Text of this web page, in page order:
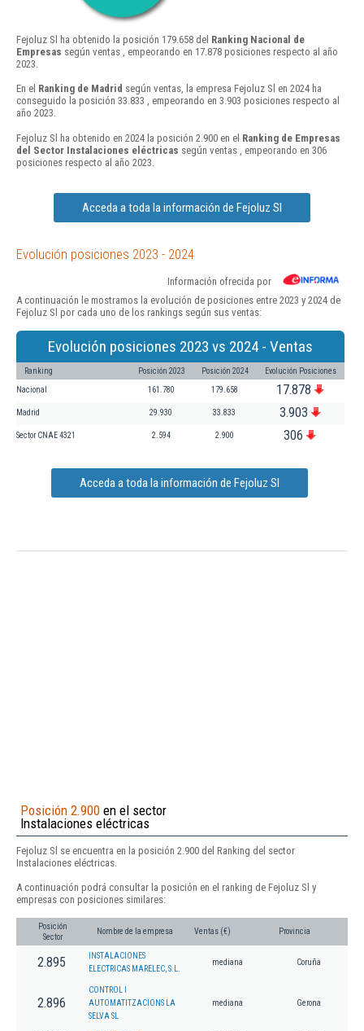
Fejoluz Sl ha obtenido la posición 179.658 del Ranking Nacional de
Empresas según ventas , empeorando en 17.878 posiciones respecto al año
2023.
En el Ranking de Madrid según ventas, la empresa Fejoluz Sl en 2024 ha
conseguido la posición 33.833 , empeorando en 3.903 posiciones respecto al
año 2023.
Fejoluz Sl ha obtenido en 2024 la posición 2.900 en el Ranking de Empresas
del Sector Instalaciones eléctricas según ventas , empeorando en 306
posiciones respecto al año 2023.
Acceda a toda la información de Fejoluz Sl
Evolución posiciones 2023 - 2024
Información ofrecida por
A continuación le mostramos la evolución de posiciones entre 2023 y 2024 de
Fejoluz Sl por cada uno de los rankings según sus ventas:
Evolución posiciones 2023 vs 2024 - Ventas
Ranking Posición 2023 Posición 2024 Evolución Posiciones
Nacional 161.780 179.658 17.878
Madrid 29.930 33.833 3.903
Sector CNAE 4321 2.594 2.900 306
Acceda a toda la información de Fejoluz Sl
Posición 2.900 en el sector
Instalaciones eléctricas
Fejoluz Sl se encuentra en la posición 2.900 del Ranking del sector
Instalaciones eléctricas.
A continuación podrá consultar la posición en el ranking de Fejoluz Sl y
empresas con posiciones similares:
Posición
Sector
Nombre de la empresa Ventas (€) Provincia
2.895
INSTALACIONES
ELECTRICAS MARELEC, S.L.
mediana Coruña
2.896
CONTROL I
AUTOMATITZACIONS LA
SELVA SL
mediana Gerona